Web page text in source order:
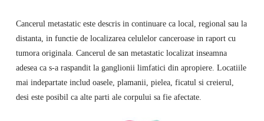
Cancerul metastatic este descris in continuare ca local, regional sau la
distanta, in functie de localizarea celulelor canceroase in raport cu
tumora originala. Cancerul de san metastatic localizat inseamna
adesea ca s-a raspandit la ganglionii limfatici din apropiere. Locatiile
mai indepartate includ oasele, plamanii, pielea, ficatul si creierul,
desi este posibil ca alte parti ale corpului sa fie afectate.